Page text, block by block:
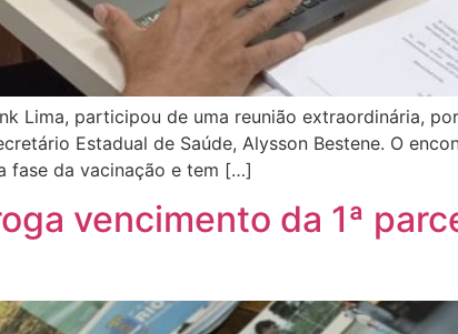
Lima, participou de uma reunião extraordinária,
Estadual de Saúde, Alysson Bestene. O
fase da vacinação e tem […]
vencimento da 1ª